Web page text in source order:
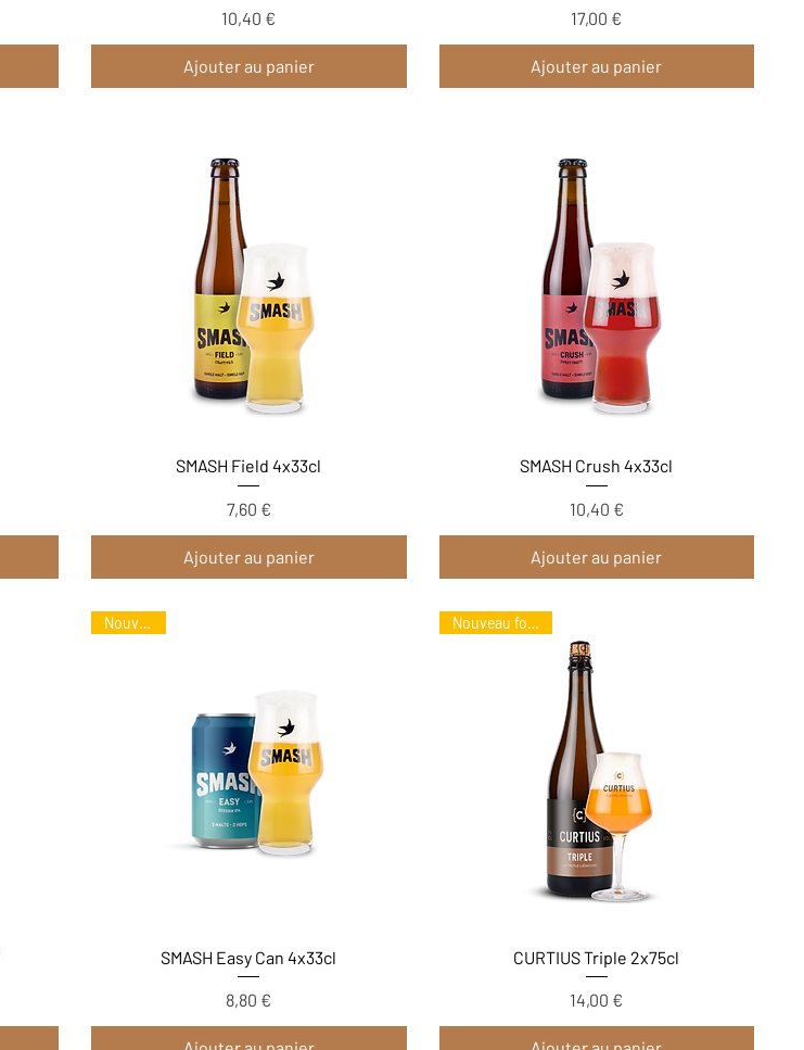
Prix
10,40 €
Ajouter au panier
Prix
17,00 €
Ajouter au panier
Aperçu rapide
SMASH Field 4x33cl
Prix
7,60 €
Ajouter au panier
Aperçu rapide
SMASH Crush 4x33cl
Prix
10,40 €
Ajouter au panier
Aperçu rapide
Nouveau !
SMASH Easy Can 4x33cl
Prix
8,80 €
Aperçu rapide
Nouveau format !
CURTIUS Triple 2x75cl
Prix
14,00 €